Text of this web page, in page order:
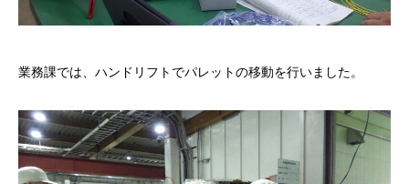
業務課では、ハンドリフトでパレットの移動を行いました。